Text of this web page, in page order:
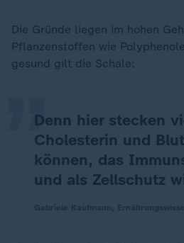
Die Gründe liegen im hohen
Pflanzenstoffen wie
gesund gilt die Schale:
Denn hier stecken
Cholesterin und
können, das
und als Zellschutz
„